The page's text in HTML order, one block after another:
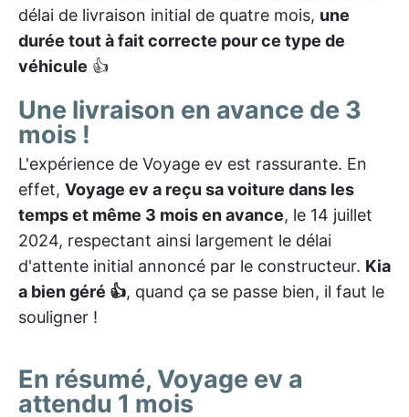
délai de livraison initial de quatre mois, une
durée tout à fait correcte pour ce type de
véhicule 👍
Une livraison en avance de 3
mois !
L'expérience de Voyage ev est rassurante. En
effet, Voyage ev a reçu sa voiture dans les
temps et même 3 mois en avance, le 14 juillet
2024, respectant ainsi largement le délai
d'attente initial annoncé par le constructeur. Kia
a bien géré 👍, quand ça se passe bien, il faut le
souligner !
En résumé, Voyage ev a
attendu 1 mois